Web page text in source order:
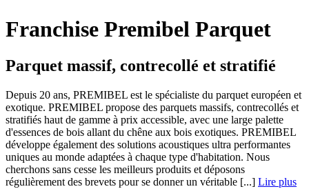
Franchise Premibel Parquet
Parquet massif, contrecollé et stratifié
Depuis 20 ans, PREMIBEL est le spécialiste du parquet européen et
exotique. PREMIBEL propose des parquets massifs, contrecollés et
stratifiés haut de gamme à prix accessible, avec une large palette
d'essences de bois allant du chêne aux bois exotiques. PREMIBEL
développe également des solutions acoustiques ultra performantes
uniques au monde adaptées à chaque type d'habitation. Nous
cherchons sans cesse les meilleurs produits et déposons
régulièrement des brevets pour se donner un véritable [...] Lire plus